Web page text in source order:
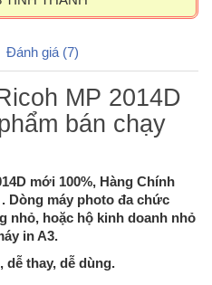
Đánh giá (7)
MP 2014D
bán chạy
mới 100%, Hàng Chính
Dòng máy photo đa chức
nhỏ, hoặc hộ kinh doanh nhỏ
in A3.
dễ thay, dễ dùng.